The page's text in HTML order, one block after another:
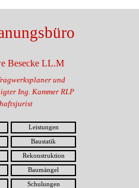
Besecke LL.M
und
Ing. Kammer RLP
Leistungen
Baustatik
Rekonstruktion
Baumängel
Schulungen